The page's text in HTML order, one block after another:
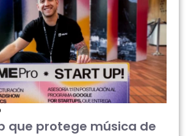
que protege música de